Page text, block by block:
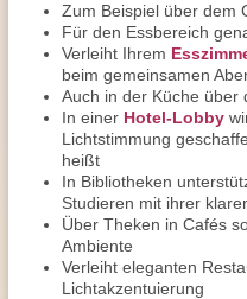
Zum Beispiel über dem
Für den Essbereich
Verleiht Ihrem
beim gemeinsamen
Auch in der Küche über
In einer Hotel-Lobby
Lichtstimmung
heißt
In Bibliotheken
Studieren mit ihrer
Über Theken in Cafés
Ambiente
Verleiht eleganten
Lichtakzentuierung